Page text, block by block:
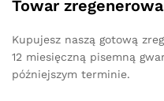
Towar
Kupujesz naszą gotową
12 miesięczną pisemną
późniejszym terminie.